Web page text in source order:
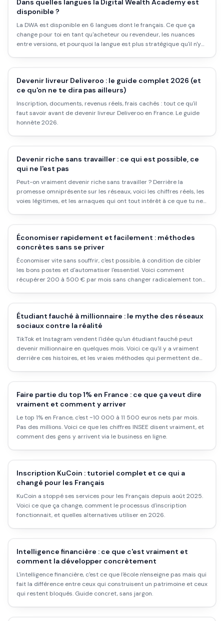
Dans quelles langues la Digital Wealth Academy est
disponible ?
La DWA est disponible en 6 langues dont le français. Ce que ça
change pour toi en tant qu'acheteur ou revendeur, les nuances
entre versions, et pourquoi la langue est plus stratégique qu'il n'y
Devenir livreur Deliveroo : le guide complet 2026 (et
ce qu'on ne te dira pas ailleurs)
Inscription, documents, revenus réels, frais cachés : tout ce qu'il
faut savoir avant de devenir livreur Deliveroo en France. Le guide
honnête 2026.
Devenir riche sans travailler : ce qui est possible, ce
qui ne l'est pas
Peut-on vraiment devenir riche sans travailler ? Derrière la
promesse omniprésente sur les réseaux, voici les chiffres réels, les
voies légitimes, et les arnaques qui ont tout intérêt à ce que tu ne
Économiser rapidement et facilement : méthodes
concrètes sans se priver
Économiser vite sans souffrir, c'est possible, à condition de cibler
les bons postes et d'automatiser l'essentiel. Voici comment
récupérer 200 à 500 € par mois sans changer radicalement ton
Étudiant fauché à millionnaire : le mythe des réseaux
sociaux contre la réalité
TikTok et Instagram vendent l'idée qu'un étudiant fauché peut
devenir millionnaire en quelques mois. Voici ce qu'il y a vraiment
derrière ces histoires, et les vraies méthodes qui permettent de
Faire partie du top 1% en France : ce que ça veut dire
vraiment et comment y arriver
Le top 1% en France, c'est ~10 000 à 11 500 euros nets par mois.
Pas des millions. Voici ce que les chiffres INSEE disent vraiment, et
comment des gens y arrivent via le business en ligne.
Inscription KuCoin : tutoriel complet et ce qui a
changé pour les Français
KuCoin a stoppé ses services pour les Français depuis août 2025.
Voici ce que ça change, comment le processus d'inscription
fonctionnait, et quelles alternatives utiliser en 2026.
Intelligence financière : ce que c'est vraiment et
comment la développer concrètement
L'intelligence financière, c'est ce que l'école n'enseigne pas mais qui
fait la différence entre ceux qui construisent un patrimoine et ceux
qui restent bloqués. Guide concret, sans jargon.